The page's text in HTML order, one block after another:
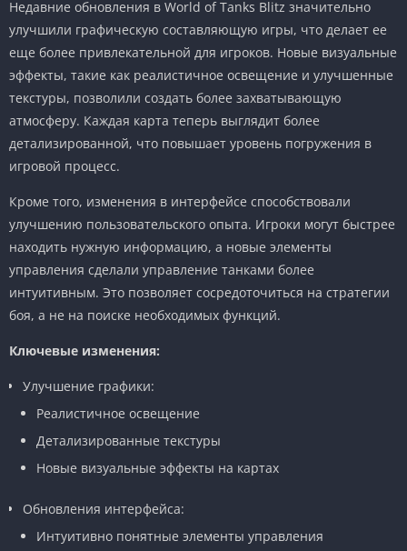
Недавние обновления в World of Tanks Blitz значительно
улучшили графическую составляющую игры, что делает ее
еще более привлекательной для игроков. Новые визуальные
эффекты, такие как реалистичное освещение и улучшенные
текстуры, позволили создать более захватывающую
атмосферу. Каждая карта теперь выглядит более
детализированной, что повышает уровень погружения в
игровой процесс.
Кроме того, изменения в интерфейсе способствовали
улучшению пользовательского опыта. Игроки могут быстрее
находить нужную информацию, а новые элементы
управления сделали управление танками более
интуитивным. Это позволяет сосредоточиться на стратегии
боя, а не на поиске необходимых функций.
Ключевые изменения:
Улучшение графики:
Реалистичное освещение
Детализированные текстуры
Новые визуальные эффекты на картах
Обновления интерфейса:
Интуитивно понятные элементы управления